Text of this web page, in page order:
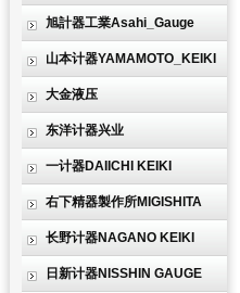
旭計器工業Asahi_Gauge
山本计器YAMAMOTO_KEIKI
大金液压
东洋计器兴业
一计器DAIICHI KEIKI
右下精器製作所MIGISHITA
长野计器NAGANO KEIKI
日新计器NISSHIN GAUGE